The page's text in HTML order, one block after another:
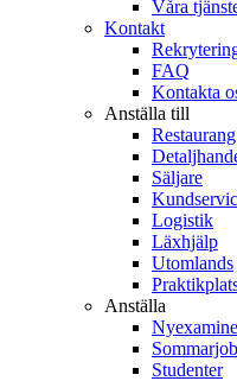
Våra
Kontakt
FAQ
Kontakta
Anställa till
Restaurang
Säljare
Logistik
Läxhjälp
Utomlands
Anställa
Studenter